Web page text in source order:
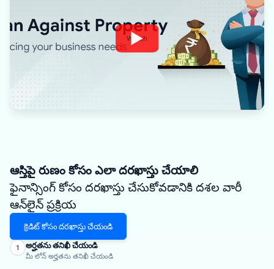
Watch
ఆస్తిపై రుణం కోసం ఎలా దరఖాస్తు చేయాలి
ఫైనాన్సింగ్ కోసం దరఖాస్తు చేసుకోవడానికి దశల వారీ
ఆన్‌లైన్ ప్రక్రియ
క్రెడిట్ కోసం దరఖాస్తు చేయండి
1 అర్హతను తనిఖీ చేయండి
మీ లోన్ అర్హతను తనిఖీ చేయండి